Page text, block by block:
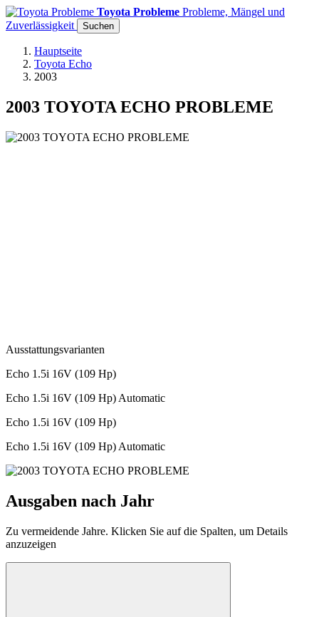
Toyota Probleme Probleme, Mängel und
Zuverlässigkeit
Suchen
Hauptseite
Toyota Echo
2003
2003 TOYOTA ECHO PROBLEME
Ausstattungsvarianten
Echo 1.5i 16V (109 Hp)
Echo 1.5i 16V (109 Hp) Automatic
Echo 1.5i 16V (109 Hp)
Echo 1.5i 16V (109 Hp) Automatic
Ausgaben nach Jahr
Zu vermeidende Jahre. Klicken Sie auf die Spalten, um Details
anzuzeigen